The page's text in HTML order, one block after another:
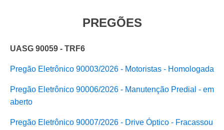
PREGÕES
UASG 90059 - TRF6
Pregão Eletrônico 90003/2026 - Motoristas - Homologada
Pregão Eletrônico 90006/2026 - Manutenção Predial - em
aberto
Pregão Eletrônico 90007/2026 - Drive Óptico - Fracassou